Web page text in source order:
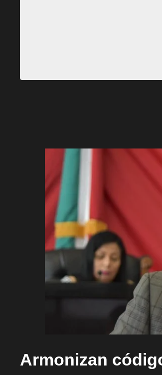
Armonizan